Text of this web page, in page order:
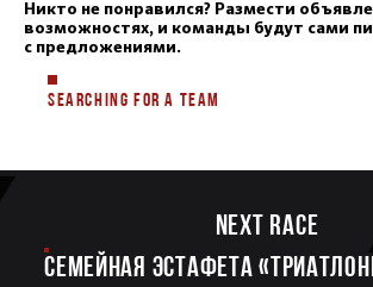
Никто не понравился? Размести
возможностях, и команды будут сами
с предложениями.
SEARCHING FOR A TEAM
Next race
Семейная эстафета